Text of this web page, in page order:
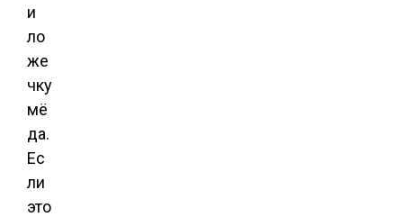
и
ло
же
чку
мё
да.
Ес
ли
это